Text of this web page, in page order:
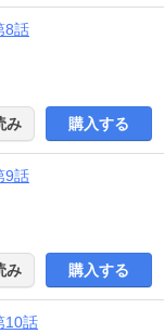
8話
み 購入する
9話
み 購入する
10話